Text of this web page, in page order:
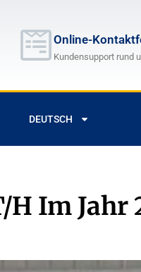
Online-
Kundensupport rund
DEUTSCH
Im Jahr